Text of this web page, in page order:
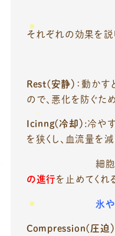
それぞれの効果を説
Rest(安静） ：動かす
ので、悪化を防ぐた
Icinng(冷却） :冷や
を狭くし、血流量を減
細胞の損傷
の進行を止めてくれ
氷やア
Compression(圧迫）